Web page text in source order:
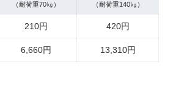
（耐荷重70㎏）
（耐荷重140㎏）
210円 420円
6,660円 13,310円